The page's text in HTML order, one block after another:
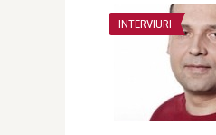
INTERVIURI